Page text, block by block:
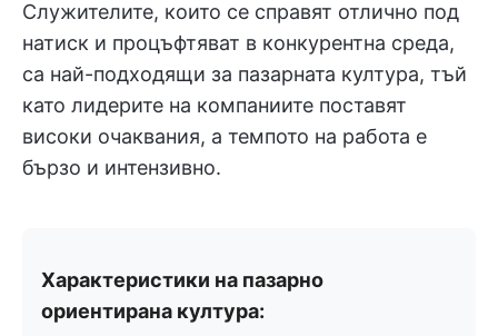
Служителите, които се справят отлично под
натиск и процъфтяват в конкурентна среда,
са най-подходящи за пазарната култура, тъй
като лидерите на компаниите поставят
високи очаквания, а темпото на работа е
бързо и интензивно.
Характеристики на пазарно
ориентирана култура: